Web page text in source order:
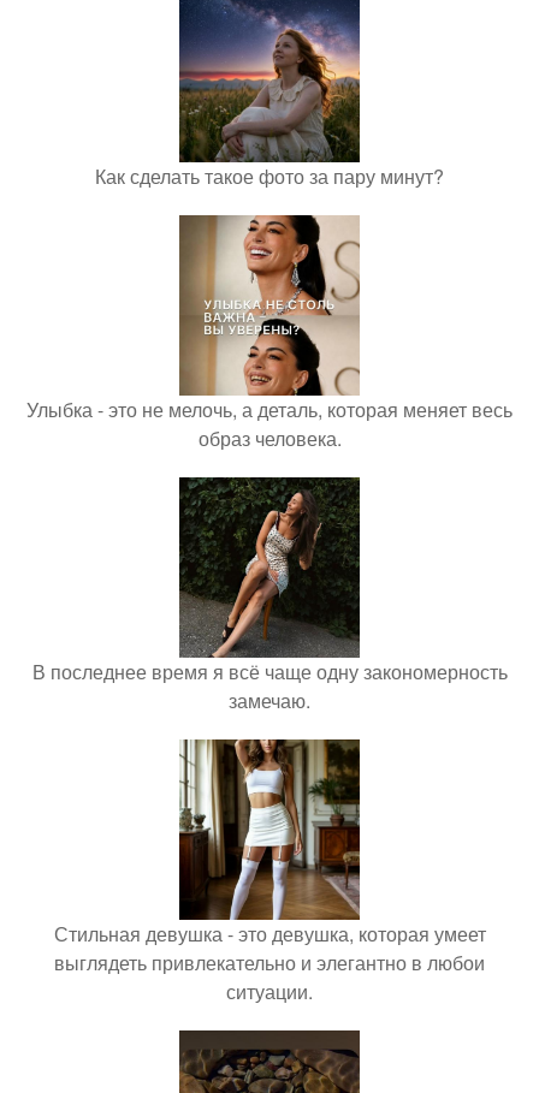
Как сделать такое фото за пару минут?
Улыбка - это не мелочь, а деталь, которая меняет весь
образ человека.
В последнее время я всё чаще одну закономерность
замечаю.
Стильная девушка - это девушка, которая умеет
выглядеть привлекательно и элегантно в любои
ситуации.